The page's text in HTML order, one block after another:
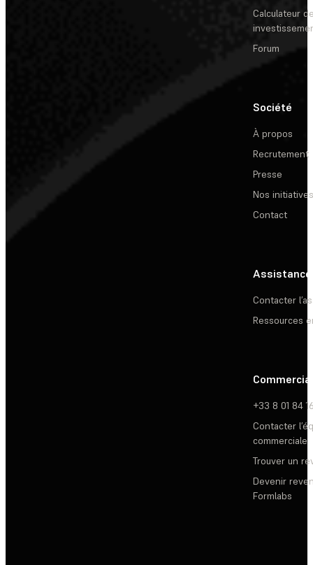
Calculateur
Forum
Société
À propos
Recrutement
Presse
Nos initiatives
Contact
Assistance
Contacter
Ressources
Commercial
+33 8 01 84
Contacter
commerciale
Trouver un
Devenir
Formlabs